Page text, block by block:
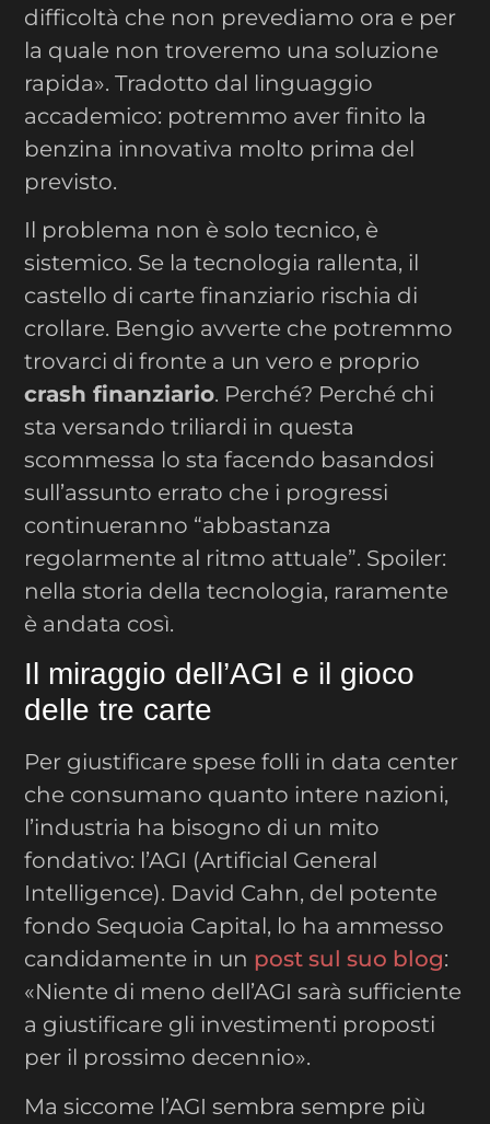
difficoltà che non prevediamo ora e per
la quale non troveremo una soluzione
rapida». Tradotto dal linguaggio
accademico: potremmo aver finito la
benzina innovativa molto prima del
previsto.
Il problema non è solo tecnico, è
sistemico. Se la tecnologia rallenta, il
castello di carte finanziario rischia di
crollare. Bengio avverte che potremmo
trovarci di fronte a un vero e proprio
crash finanziario. Perché? Perché chi
sta versando triliardi in questa
scommessa lo sta facendo basandosi
sull’assunto errato che i progressi
continueranno “abbastanza
regolarmente al ritmo attuale”. Spoiler:
nella storia della tecnologia, raramente
è andata così.
Il miraggio dell’AGI e il gioco
delle tre carte
Per giustificare spese folli in data center
che consumano quanto intere nazioni,
l’industria ha bisogno di un mito
fondativo: l’AGI (Artificial General
Intelligence). David Cahn, del potente
fondo Sequoia Capital, lo ha ammesso
candidamente in un post sul suo blog:
«Niente di meno dell’AGI sarà sufficiente
a giustificare gli investimenti proposti
per il prossimo decennio».
Ma siccome l’AGI sembra sempre più